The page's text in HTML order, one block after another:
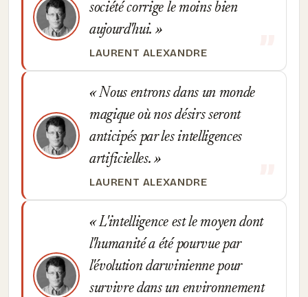
société corrige le moins bien
aujourd'hui.
LAURENT ALEXANDRE
Nous entrons dans un monde
magique où nos désirs seront
anticipés par les intelligences
artificielles.
LAURENT ALEXANDRE
L'intelligence est le moyen dont
l'humanité a été pourvue par
l'évolution darwinienne pour
survivre dans un environnement